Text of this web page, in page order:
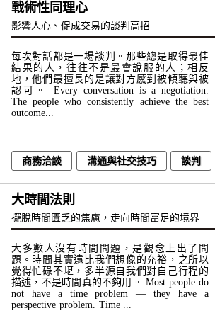
戰術性同理心
影響人心、促成交易的談判高招
每次對話都是一場談判。那些總是取得最佳
結果的人，往往不是最會說服的人；相反
地，他們最擅長的是讓對方感到被傾聽與被
認可。 Every conversation is a negotiation.
The people who consistently achieve the best
outcome...
商務洽談 溝通與社交技巧 談判
大時間法則
擺脫時間匱乏的焦慮，走向時間富足的境界
大多數人沒有時間問題，是觀念上出了問
題。時間其實遠比我們想像的充裕，之所以
覺得忙碌不堪，多半源自我們對自己行程的
描述，不是時間真的不夠用。 Most people do
not have a time problem — they have a
perspective problem. Time ...